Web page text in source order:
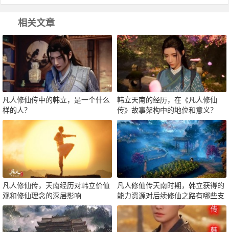
相关文章
凡人修仙传中的韩立，是一个什么
样的人？
韩立天南的经历，在《凡人修仙
传》故事架构中的地位和意义？
凡人修仙传，天南经历对韩立价值
观和修仙理念的深层影响
凡人修仙传天南时期，韩立获得的
能力资源对后续修仙之路有哪些支
撑